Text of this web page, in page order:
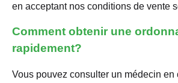
en acceptant nos conditions de vente
Comment obtenir une
rapidement?
Vous pouvez consulter un médecin en